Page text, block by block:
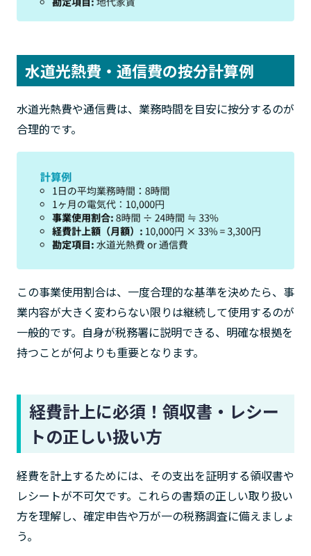
水道光熱費・通信費の按分計算例
水道光熱費や通信費は、業務時間を目安に按分するのが
合理的です。
この事業使用割合は、一度合理的な基準を決めたら、事
業内容が大きく変わらない限りは継続して使用するのが
一般的です。自身が税務署に説明できる、明確な根拠を
持つことが何よりも重要となります。
経費計上に必須！領収書・レシー
トの正しい扱い方
経費を計上するためには、その支出を証明する領収書や
レシートが不可欠です。これらの書類の正しい取り扱い
方を理解し、確定申告や万が一の税務調査に備えましょ
う。